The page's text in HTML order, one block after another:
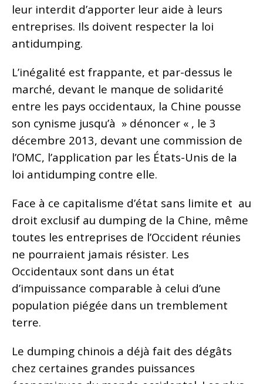
leur interdit d’apporter leur aide à leurs
entreprises. Ils doivent respecter la loi
antidumping.
L’inégalité est frappante, et par-dessus le
marché, devant le manque de solidarité
entre les pays occidentaux, la Chine pousse
son cynisme jusqu’à » dénoncer « , le 3
décembre 2013, devant une commission de
l’OMC, l’application par les États-Unis de la
loi antidumping contre elle.
Face à ce capitalisme d’état sans limite et au
droit exclusif au dumping de la Chine, même
toutes les entreprises de l’Occident réunies
ne pourraient jamais résister. Les
Occidentaux sont dans un état
d’impuissance comparable à celui d’une
population piégée dans un tremblement
terre.
Le dumping chinois a déjà fait des dégâts
chez certaines grandes puissances